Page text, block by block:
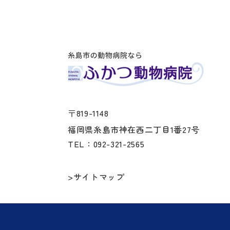
〒819-1148
福岡県糸島市神在西二丁目1番27号
TEL：092-321-2565
>サイトマップ